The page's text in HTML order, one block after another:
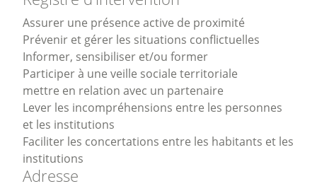
Assurer une présence active de proximité
Prévenir et gérer les situations conflictuelles
Informer, sensibiliser et/ou former
Participer à une veille sociale territoriale
mettre en relation avec un partenaire
Lever les incompréhensions entre les personnes
et les institutions
Faciliter les concertations entre les habitants et les
institutions
Adresse